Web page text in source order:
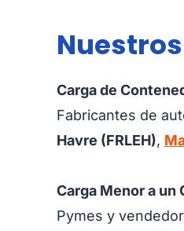
Carga de
Fabricantes de
Havre (FRLEH),
Carga Menor a un
Pymes y